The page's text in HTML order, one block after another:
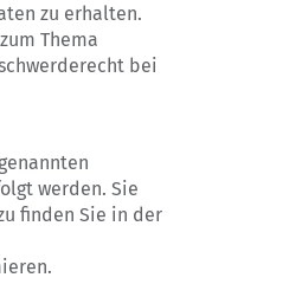
zu erhalten.
Thema
bei
werden. Sie
finden Sie in der